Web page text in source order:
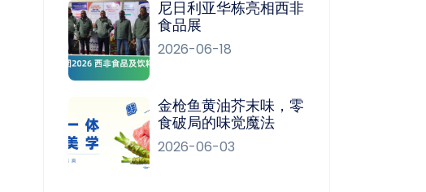
尼日利亚华栋亮相西非
食品展
2026-06-18
金枪鱼黄油芥末味，零
食破局的味觉魔法
2026-06-03